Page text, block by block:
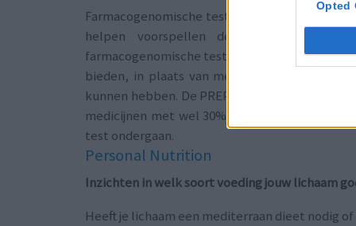
Opted
Farmacogenomische tests kunnen de
helpen voorspellen door middel van
farmacogenomische tests kunnen
bieden, in plaats van medicijnen voor te
kunnen hebben. De PREPARE-studie was de
medicijnen met wel 30% kunnen worden
test ondergaan.
Personal Nutrition
Inzichten in welk soort voeding jouw lichaam
Heeft je lichaam een mediterraan dieet nodig